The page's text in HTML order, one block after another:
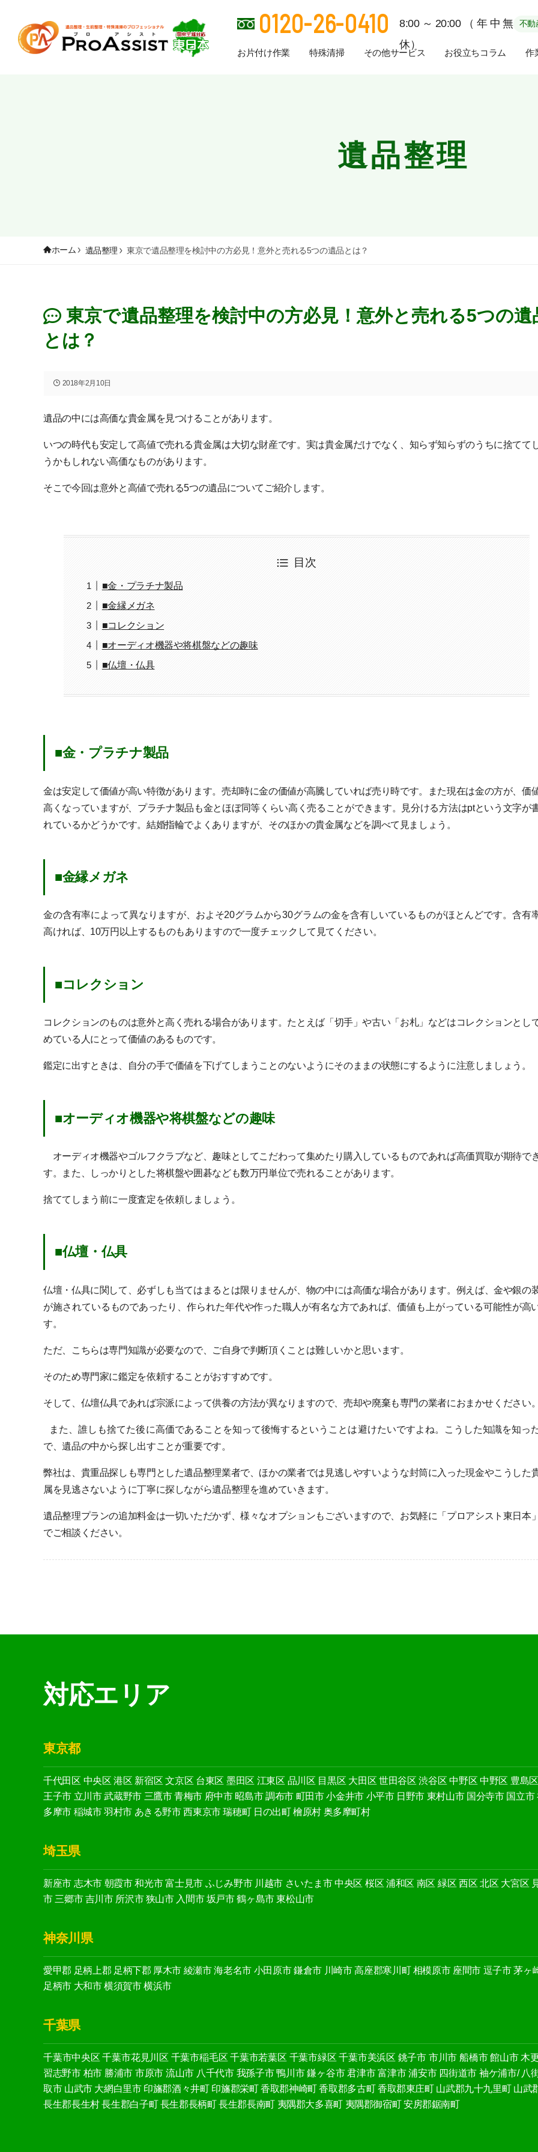
0120-26-0410
8:00～20:00（年中無
休）
不動
お片付け作業 特殊清掃 その他サービス お役立ちコラム 作
遺品整理
ホーム 遺品整理 東京で遺品整理を検討中の方必見！意外と売れる5つの遺品とは？
東京で遺品整理を検討中の方必見！意外と売れる5つの遺
とは？
2018年2月10日
遺品の中には高価な貴金属を見つけることがあります。
いつの時代も安定して高値で売れる貴金属は大切な財産です。実は貴金属だけでなく、知らず知らずのうちに捨てて
うかもしれない高価なものがあります。
そこで今回は意外と高値で売れる5つの遺品についてご紹介します。
目次
■金・プラチナ製品
■金縁メガネ
■コレクション
■オーディオ機器や将棋盤などの趣味
■仏壇・仏具
■金・プラチナ製品
金は安定して価値が高い特徴があります。売却時に金の価値が高騰していれば売り時です。また現在は金の方が、価
高くなっていますが、プラチナ製品も金とほぼ同等くらい高く売ることができます。見分ける方法はptという文字が
れているかどうかです。結婚指輪でよくありますが、そのほかの貴金属などを調べて見ましょう。
■金縁メガネ
金の含有率によって異なりますが、およそ20グラムから30グラムの金を含有しいているものがほとんどです。含有
高ければ、10万円以上するものもありますので一度チェックして見てください。
■コレクション
コレクションのものは意外と高く売れる場合があります。たとえば「切手」や古い「お札」などはコレクションとし
めている人にとって価値のあるものです。
鑑定に出すときは、自分の手で価値を下げてしまうことのないようにそのままの状態にするように注意しましょう。
■オーディオ機器や将棋盤などの趣味
オーディオ機器やゴルフクラブなど、趣味としてこだわって集めたり購入しているものであれば高価買取が期待で
す。また、しっかりとした将棋盤や囲碁なども数万円単位で売れることがあります。
捨ててしまう前に一度査定を依頼しましょう。
■仏壇・仏具
仏壇・仏具に関して、必ずしも当てはまるとは限りませんが、物の中には高価な場合があります。例えば、金や銀の
が施されているものであったり、作られた年代や作った職人が有名な方であれば、価値も上がっている可能性が高
す。
ただ、こちらは専門知識が必要なので、ご自身で判断頂くことは難しいかと思います。
そのため専門家に鑑定を依頼することがおすすめです。
そして、仏壇仏具であれば宗派によって供養の方法が異なりますので、売却や廃棄も専門の業者におまかせください。
また、誰しも捨てた後に高価であることを知って後悔するということは避けたいですよね。こうした知識を知っ
で、遺品の中から探し出すことが重要です。
弊社は、貴重品探しも専門とした遺品整理業者で、ほかの業者では見逃しやすいような封筒に入った現金やこうした
属を見逃さないように丁寧に探しながら遺品整理を進めていきます。
遺品整理プランの追加料金は一切いただかず、様々なオプションもございますので、お気軽に「プロアシスト東日本
でご相談ください。
対応エリア
東京都
千代田区 中央区 港区 新宿区 文京区 台東区 墨田区 江東区 品川区 目黒区 大田区 世田谷区 渋谷区 中野区 中野区 豊島区
王子市 立川市 武蔵野市 三鷹市 青梅市 府中市 昭島市 調布市 町田市 小金井市 小平市 日野市 東村山市 国分寺市 国立市
多摩市 稲城市 羽村市 あきる野市 西東京市 瑞穂町 日の出町 檜原村 奥多摩町村
埼玉県
新座市 志木市 朝霞市 和光市 富士見市 ふじみ野市 川越市 さいたま市 中央区 桜区 浦和区 南区 緑区 西区 北区 大宮区
市 三郷市 吉川市 所沢市 狭山市 入間市 坂戸市 鶴ヶ島市 東松山市
神奈川県
愛甲郡 足柄上郡 足柄下郡 厚木市 綾瀬市 海老名市 小田原市 鎌倉市 川崎市 高座郡寒川町 相模原市 座間市 逗子市 茅ヶ
足柄市 大和市 横須賀市 横浜市
千葉県
千葉市中央区 千葉市花見川区 千葉市稲毛区 千葉市若葉区 千葉市緑区 千葉市美浜区 銚子市 市川市 船橋市 館山市 木
習志野市 柏市 勝浦市 市原市 流山市 八千代市 我孫子市 鴨川市 鎌ヶ谷市 君津市 富津市 浦安市 四街道市 袖ケ浦市/ 八
取市 山武市 大網白里市 印旛郡酒々井町 印旛郡栄町 香取郡神崎町 香取郡多古町 香取郡東庄町 山武郡九十九里町 山武
長生郡長生村 長生郡白子町 長生郡長柄町 長生郡長南町 夷隅郡大多喜町 夷隅郡御宿町 安房郡鋸南町